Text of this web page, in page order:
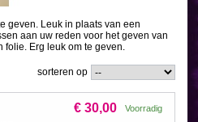
geven. Leuk in plaats van een
aan uw reden voor het geven van
folie. Erg leuk om te geven.
sorteren op
Voorradig
€ 30,00